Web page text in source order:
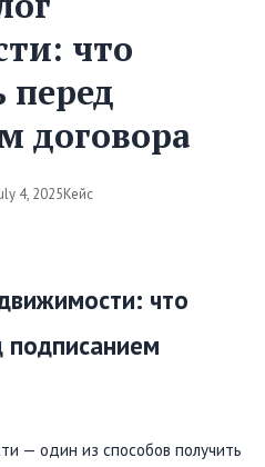
что
перед
договора
4, 2025Кейс
что
подписанием
— один из способов получить